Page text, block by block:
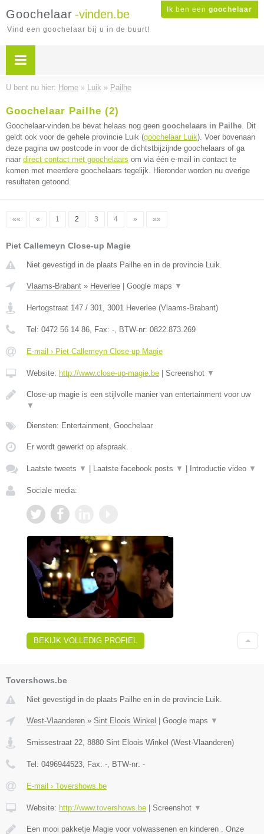
Ik ben een goochelaar
Goochelaar -vinden.be
Vind een goochelaar bij u in de buurt!
U bent nu hier: Home » Luik » Pailhe
Goochelaar Pailhe (2)
Goochelaar-vinden.be bevat helaas nog geen goochelaars in Pailhe. Dit
geldt ook voor de gehele provincie Luik (goochelaar Luik). Voer bovenaan
deze pagina uw postcode in voor de dichtstbijzijnde goochelaars of ga
naar direct contact met goochelaars om via één e-mail in contact te
komen met meerdere goochelaars tegelijk. Hieronder worden nu overige
resultaten getoond.
«« « 1 2 3 4 » »»
Piet Callemeyn Close-up Magie
Niet gevestigd in de plaats Pailhe en in de provincie Luik.
Vlaams-Brabant » Heverlee Google maps ▼
Hertogstraat 147 / 301, 3001 Heverlee (Vlaams-Brabant)
Tel: 0472 56 14 86, Fax: -, BTW-nr: 0822.873.269
E-mail › Piet Callemeyn Close-up Magie
Website: http://www.close-up-magie.be Screenshot ▼
Close-up magie is een stijlvolle manier van entertainment voor uw
▼
Diensten: Entertainment, Goochelaar
Er wordt gewerkt op afspraak.
Laatste tweets ▼ Laatste facebook posts ▼ Introductie video ▼
Sociale media:
BEKIJK VOLLEDIG PROFIEL
Tovershows.be
Niet gevestigd in de plaats Pailhe en in de provincie Luik.
West-Vlaanderen » Sint Eloois Winkel Google maps ▼
Smissestraat 22 8880 Sint Eloois Winkel (West-Vlaanderen)
Tel: 0496944523 , Fax: - , BTW-nr: -
E-mail › Tovershows.be
Website: http://www.tovershows.be Screenshot ▼
Een mooi pakketje Magie voor volwassenen en kinderen . Onze